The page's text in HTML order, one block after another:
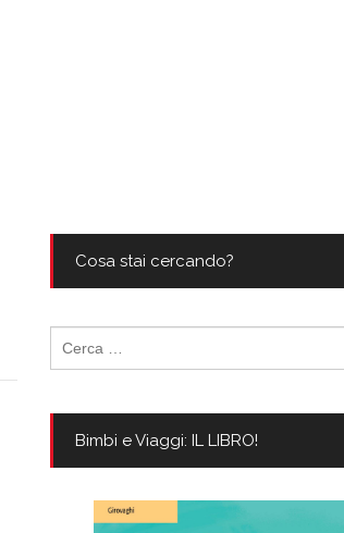
Cosa stai cercando?
per:
Bimbi e Viaggi: IL LIBRO!